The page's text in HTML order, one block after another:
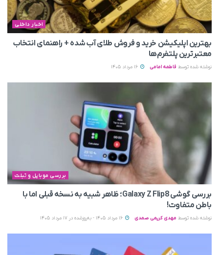
اخبار داخلی
بهترین اپلیکیشن خرید و فروش طلای آب شده + راهنمای انتخاب
معتبرترین پلتفرم‌ها
نوشته شده توسط فاطمه امامی
بررسی موبایل و تبلت
بررسی گوشی Galaxy Z Flip8؛ ظاهر شبیه به نسخه قبلی اما با
باطن متفاوت!
نوشته شده توسط مهدی کریمی صمدی